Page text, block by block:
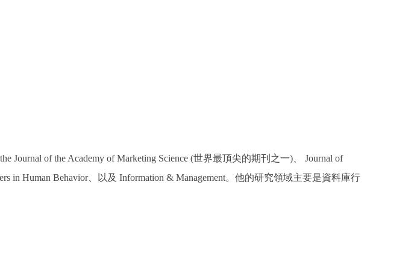
of the Academy of Marketing Science (世界最頂尖的期刊之一)、 Journal of
in Human Behavior、以及 Information & Management。他的研究領域主要是資料庫行